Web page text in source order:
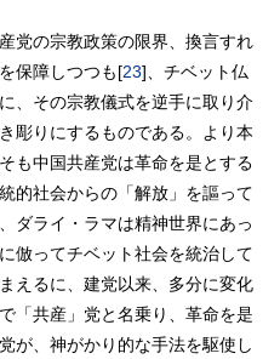
党の宗教政策の限界、換言すれ
保障しつつも[23]、チベット仏
、その宗教儀式を逆手に取り介
彫りにするものである。より本
も中国共産党は革命を是とする
的社会からの「解放」を謳って
ダライ・ラマは精神世界にあっ
倣ってチベット社会を統治して
えるに、建党以来、多分に変化
「共産」党と名乗り、革命を是
が、神がかり的な手法を駆使し